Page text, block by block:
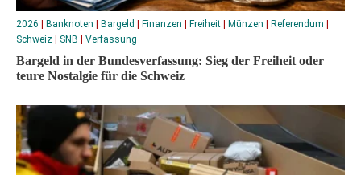
2026 Banknoten Bargeld Finanzen Freiheit Münzen Referendum
Schweiz
SNB Verfassung
Bargeld in der Bundesverfassung: Sieg der Freiheit oder
teure Nostalgie für die Schweiz